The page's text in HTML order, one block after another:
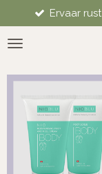
direct
naar
hoofdinhoud
Ervaar rust